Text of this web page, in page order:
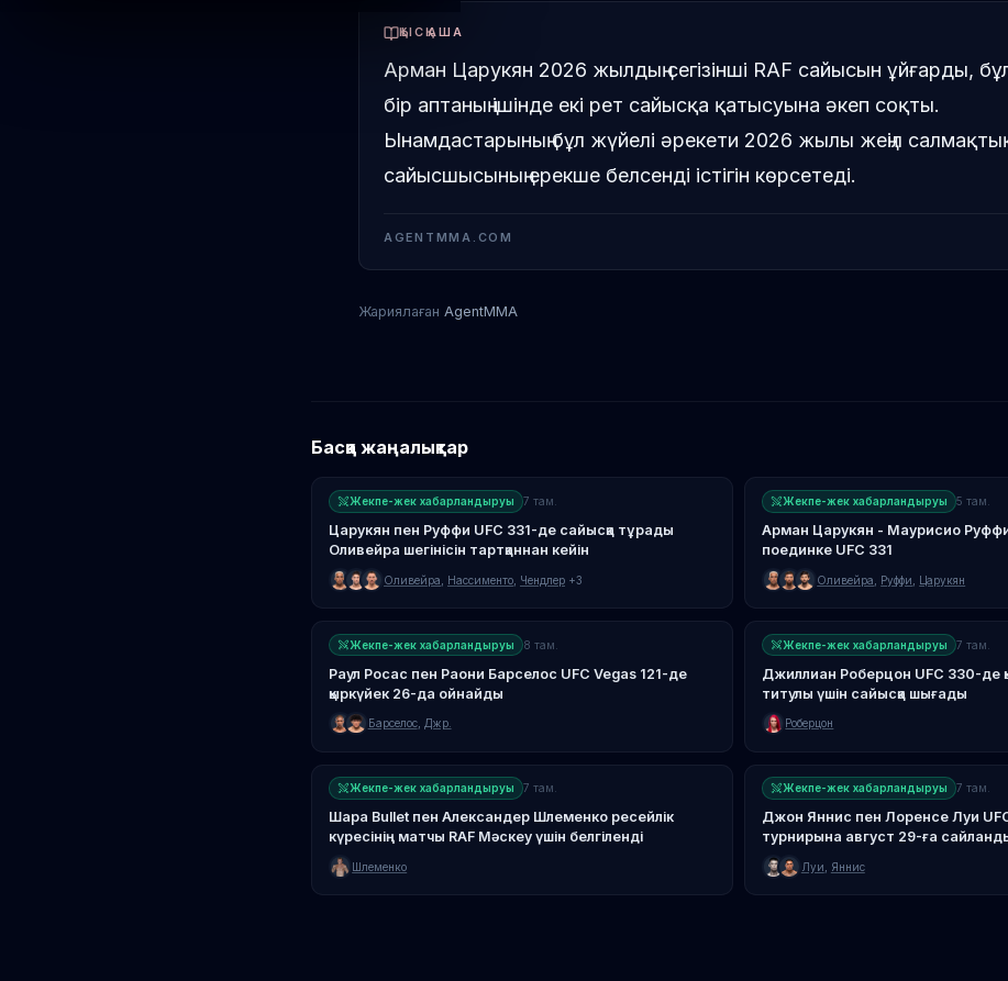
ҚЫСҚАША
Арман Царукян 2026 жылдың сегізінші RAF сайысын ұйғарды,
бір аптаның ішінде екі рет сайысқа қатысуына әкеп соқты.
Ынамдастарының бұл жүйелі әрекети 2026 жылы жеңіл
сайысшысының ерекше белсенді істігін көрсетеді.
AGENTMMA.COM
Жариялаған AgentMMA
Басқа жаңалықтар
Жекпе-жек хабарландыруы 7 там.
Царукян пен Руффи UFC 331-де сайысқа тұрады
Оливейра шегінісін тартқаннан кейін
Оливейра Нассименто, Чендлер+3
Жекпе-жек хабарландыруы 5 там.
Арман Царукян - Маурисио
поединке UFC 331
Оливейра Руффи Царукян
Жекпе-жек хабарландыруы 8 там.
Раул Росас пен Раони Барселос UFC Vegas 121-де
қыркүйек 26-да ойнайды
Барселос, Джр.
Жекпе-жек хабарландыруы 7 там.
Джиллиан Роберцон UFC 330-де
титулы үшін сайысқа шығады
Роберцон
Жекпе-жек хабарландыруы 7 там.
Шара Bullet пен Александер Шлеменко ресейлік
күресінің матчы RAF Мәскеу үшін белгіленді
Шлеменко
Жекпе-жек хабарландыруы 7 там.
Джон Яннис пен Лоренсе Луи
турнирына август 29-ға
Луи Яннис